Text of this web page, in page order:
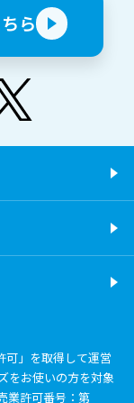
ら
可」を取得して運営
をお使いの方を対象
業許可番号：第